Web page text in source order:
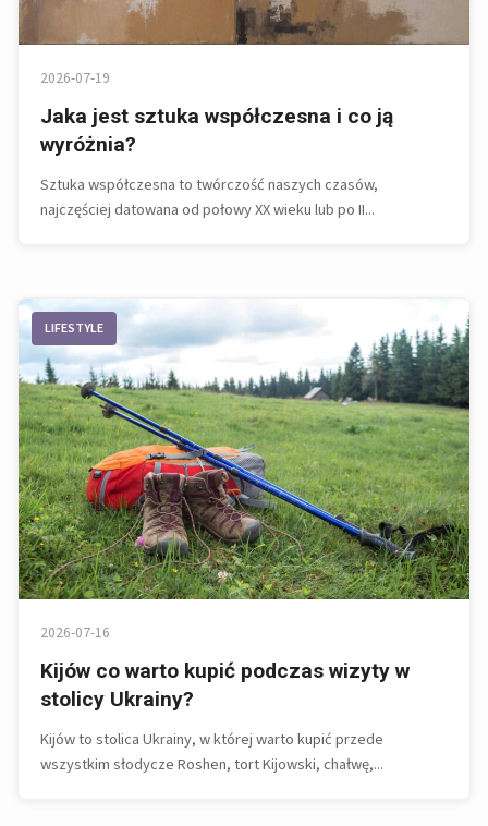
2026-07-19
Jaka jest sztuka współczesna i co ją
wyróżnia?
Sztuka współczesna to twórczość naszych czasów,
najczęściej datowana od połowy XX wieku lub po II...
LIFESTYLE
2026-07-16
Kijów co warto kupić podczas wizyty w
stolicy Ukrainy?
Kijów to stolica Ukrainy, w której warto kupić przede
wszystkim słodycze Roshen, tort Kijowski, chałwę,...